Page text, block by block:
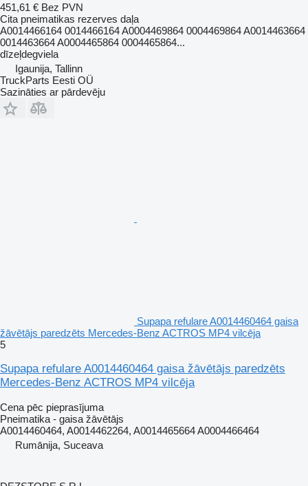
451,61 € Bez PVN
Cita pneimatikas rezerves daļa
A0014466164 0014466164 A0004469864 0004469864 A0014463664
0014463664 A0004465864 0004465864...
dīzeļdegviela
Igaunija, Tallinn
TruckParts Eesti OÜ
Sazināties ar pārdevēju
Supapa refulare A0014460464 gaisa
žāvētājs paredzēts Mercedes-Benz ACTROS MP4 vilcēja
5
Supapa refulare A0014460464 gaisa žāvētājs paredzēts
Mercedes-Benz ACTROS MP4 vilcēja
Cena pēc pieprasījuma
Pneimatika - gaisa žāvētājs
A0014460464, A0014462264, A0014465664 A0004466464
Rumānija, Suceava